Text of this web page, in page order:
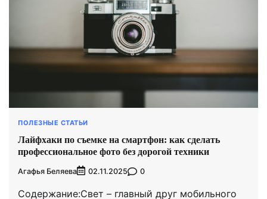
ПОЛЕЗНЫЕ СТАТЬИ
Лайфхаки по съемке на смартфон: как сделать
профессиональное фото без дорогой техники
Агафья Беляева 02.11.2025 0
Содержание:Свет – главный друг мобильного